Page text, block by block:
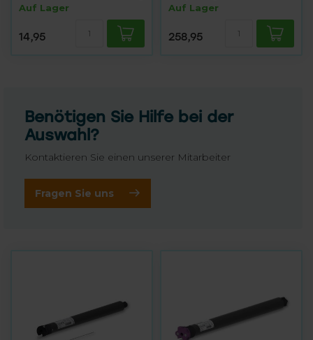
Auf Lager
14,95
Auf Lager
258,95
Benötigen Sie Hilfe bei der
Auswahl?
Kontaktieren Sie einen unserer Mitarbeiter
Fragen Sie uns